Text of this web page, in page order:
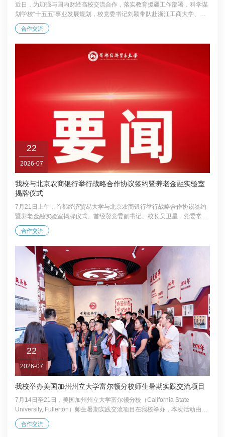
近日，为加强与国内财经高校交流合作，落实教育援疆工作部署，科学谋
划学校“十五五”事业发展规划，校党委书记刘颖带队赴浙江工商大学、新
疆财经大学调研交流。 在浙江工商大学调研期间，刘颖一行先后参观了校
史馆及科创大楼，实地考察了办学成果展、共同富裕统计监测与智能治理
实验室、商业技术应用创新中心、生成式人工智能教育专用大模型“商学智
脑”等平台。双方围绕学科建设、科研创新、人才培养等议题展开深入探
讨，并就建立常态化合作机制达成共识。浙江工商大学党委书记傅关福，
校长王永贵，党委副书记袁金祥，...
合作交流
22
2026-07
我校与北京农商银行举行战略合作协议签约暨养老金融实验室
揭牌仪式
7月21日上午，首都经济贸易大学与北京农商银行举行战略合作协议签约
暨养老金融实验室揭牌仪式。首经贸党委副书记、校长吴卫星，党委常
委、副校长尹志超，北京农商银行党委副书记、行长田晖，党委常委、副
行长魏广慧参加仪式。 签约仪式前，双方举行座谈交流。田晖对我校的到
访表示欢迎，并介绍了北京农商银行经营发展情况。他表示，北京农商银
行作为唯一获评“北京老字号”的金融企业，扎根首都七十余载，始终坚守
服务实体经济、保障民生的初心使命。此次战略合作是双方携手服务新时
代首都发展的务实举措，希望以共建...
合作交流
22
2026-07
我校举办美国加州州立大学富尔顿分校师生暑期实践交流项目
7月14日至21日，美国加州州立大学富尔顿分校（California State
University, Fullerton）师生暑期实践交流项目在我校举办，本次活动由国
际学院牵头承办。 交流团师生参观学校校史馆 项目开营仪式上，国际学
院院长刘文川在致辞中代表国际学院对交流团师生的到来表示欢迎，希望
合作交流